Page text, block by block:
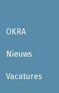
OKRA
Nieuws
Vacatures